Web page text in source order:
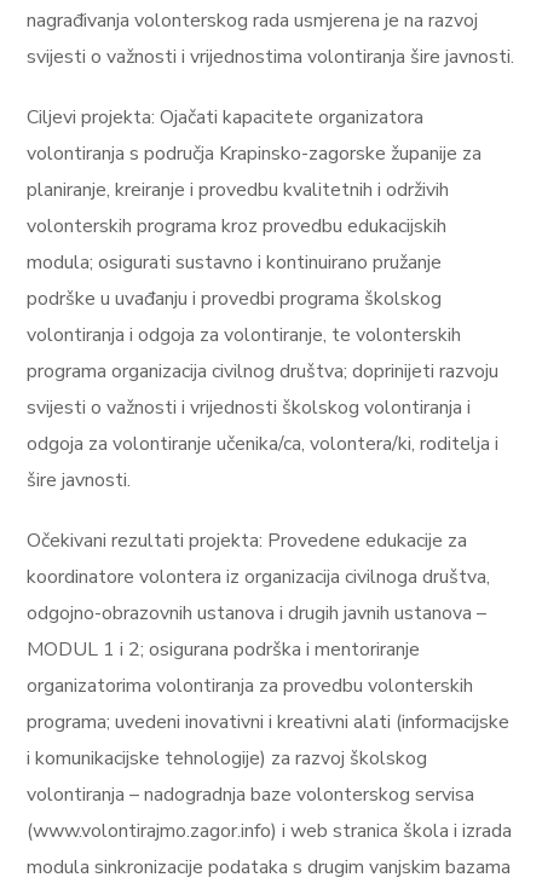
nagrađivanja volonterskog rada usmjerena je na razvoj
svijesti o važnosti i vrijednostima volontiranja šire javnosti.
Ciljevi projekta: Ojačati kapacitete organizatora
volontiranja s područja Krapinsko-zagorske županije za
planiranje, kreiranje i provedbu kvalitetnih i održivih
volonterskih programa kroz provedbu edukacijskih
modula; osigurati sustavno i kontinuirano pružanje
podrške u uvađanju i provedbi programa školskog
volontiranja i odgoja za volontiranje, te volonterskih
programa organizacija civilnog društva; doprinijeti razvoju
svijesti o važnosti i vrijednosti školskog volontiranja i
odgoja za volontiranje učenika/ca, volontera/ki, roditelja i
šire javnosti.
Očekivani rezultati projekta: Provedene edukacije za
koordinatore volontera iz organizacija civilnoga društva,
odgojno-obrazovnih ustanova i drugih javnih ustanova –
MODUL 1 i 2; osigurana podrška i mentoriranje
organizatorima volontiranja za provedbu volonterskih
programa; uvedeni inovativni i kreativni alati (informacijske
i komunikacijske tehnologije) za razvoj školskog
volontiranja – nadogradnja baze volonterskog servisa
(www.volontirajmo.zagor.info) i web stranica škola i izrada
modula sinkronizacije podataka s drugim vanjskim bazama